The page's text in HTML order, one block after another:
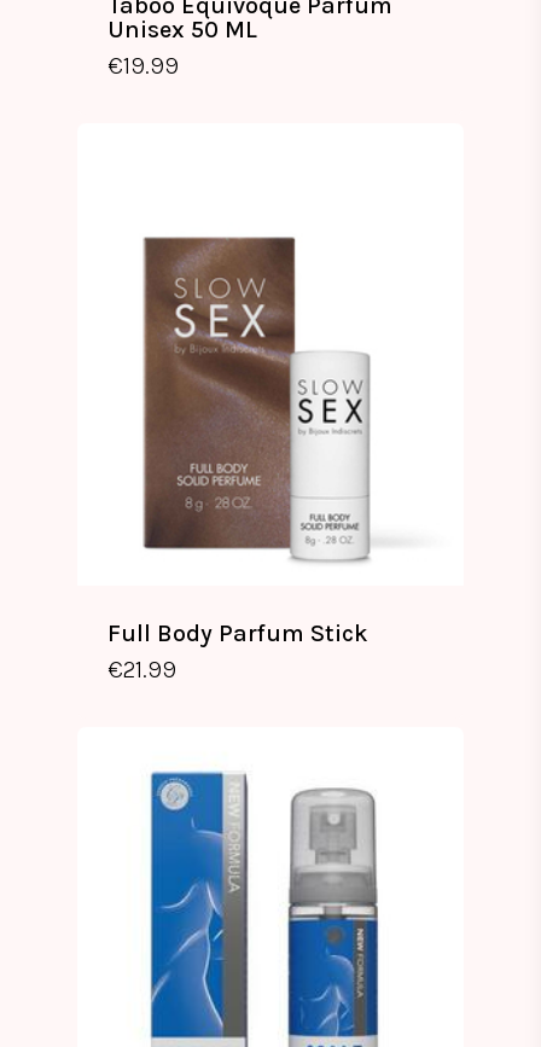
Taboo Equivoque Parfum
Unisex 50 ML
€19.99
€
Full Body Parfum Stick
€21.99
€ 21.99